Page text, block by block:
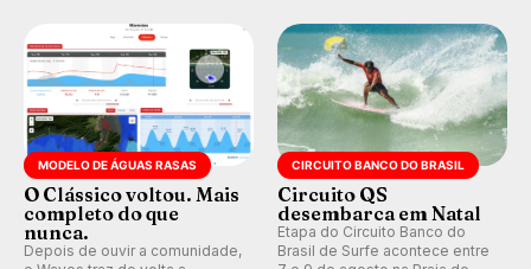
Kelly Slater convidado.
MODELO DE ÁGUAS RASAS
O Clássico voltou. Mais
completo do que
nunca.
Depois de ouvir a comunidade,
CIRCUITO BANCO DO BRASIL
Circuito QS
desembarca em Natal
Etapa do Circuito Banco do
Brasil de Surfe acontece entre